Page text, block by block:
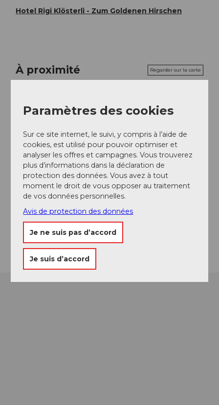
Hotel Rigi Klösterli - Zum Goldenen Hirschen
À proximité Regarder sur la carte
Evénement
Repas & boissons
Emplacement de l'événement
Klösterliweg
Website
Arrivée
Paramètres des cookies
Sur ce site internet, le suivi, y compris à l’aide de
cookies, est utilisé pour pouvoir optimiser et
analyser les offres et campagnes. Vous trouverez
plus d’informations dans la déclaration de
protection des données. Vous avez à tout
moment le droit de vous opposer au traitement
de vos données personnelles.
Avis de protection des données
Je ne suis pas d’accord
Je suis d’accord